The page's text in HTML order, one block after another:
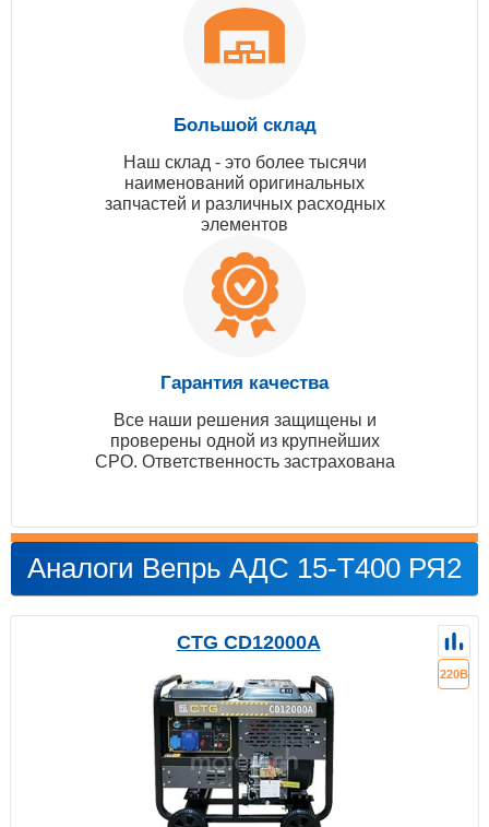
Большой склад
Наш склад - это более тысячи
наименований оригинальных
запчастей и различных расходных
элементов
Гарантия качества
Все наши решения защищены и
проверены одной из крупнейших
СРО. Ответственность застрахована
Аналоги Вепрь АДС 15-Т400 РЯ2
CTG CD12000A
220В